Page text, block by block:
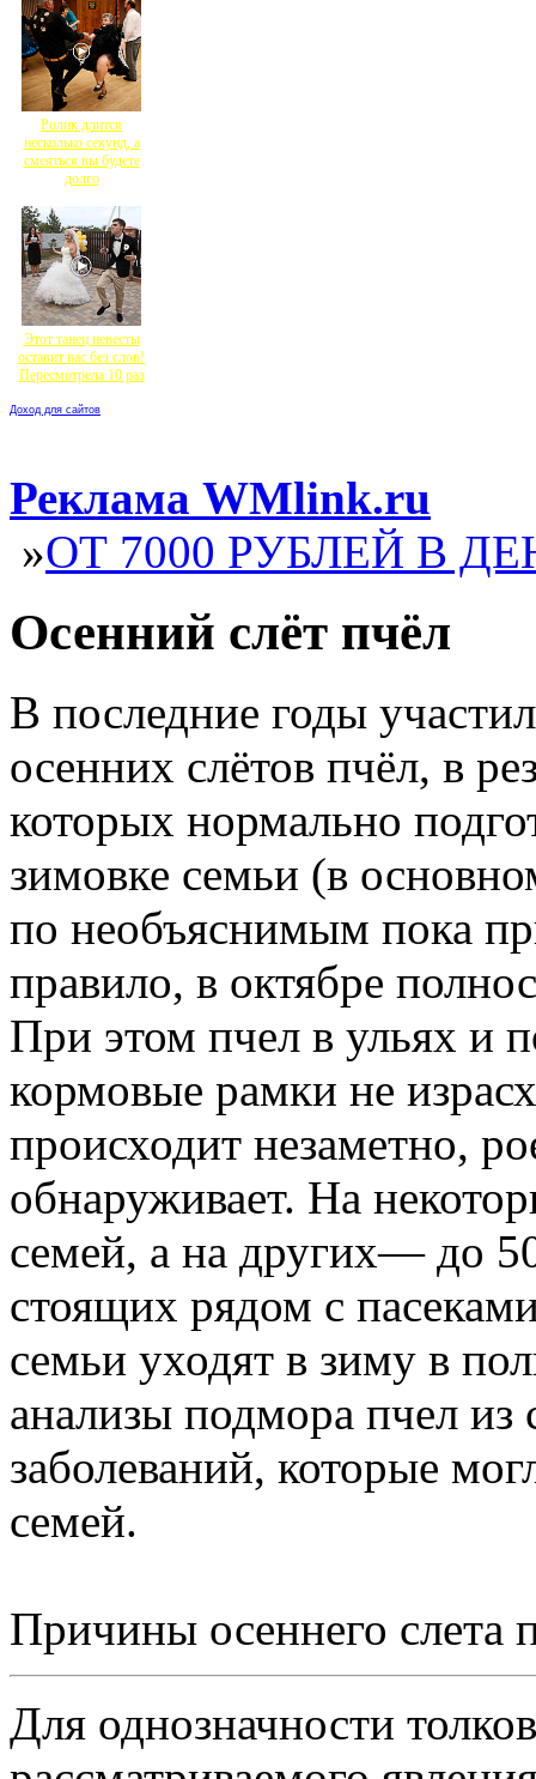
Ролик длится
несколько секунд, а
смеяться вы будете
долго
Этот танец невесты
оставит вас без слов!
Пересмотрела 10 раз
Доход для сайтов
Реклама WMlink.ru
»ОТ 7000 РУБЛЕЙ В
Осенний слёт пчёл
В последние годы
осенних слётов пчёл, в
которых нормально
зимовке семьи (в
по необъяснимым пока
правило, в октябре
При этом пчел в ульях и
кормовые рамки не
происходит незаметно,
обнаруживает. На
семей, а на других— до
стоящих рядом с
семьи уходят в зиму в
анализы подмора пчел
заболеваний, которые
семей.
Причины осеннего слета
Для однозначности